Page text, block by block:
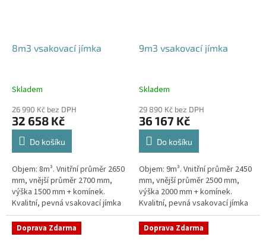
8m3 vsakovací jímka
Skladem
26 990 Kč bez DPH
32 658 Kč
Do košíku
Objem: 8m³. Vnitřní průměr 2650
mm, vnější průměr 2700 mm,
výška 1500 mm + komínek.
Kvalitní, pevná vsakovací jímka
(nádrž) bez potřeby
obetonování Průměr přítoku a
odtoku +...
9m3 vsakovací jímka
Skladem
29 890 Kč bez DPH
36 167 Kč
Do košíku
Objem: 9m³. Vnitřní průměr 2450
mm, vnější průměr 2500 mm,
výška 2000 mm + komínek.
Kvalitní, pevná vsakovací jímka
(nádrž) bez potřeby
obetonování Průměr přítoku a
odtoku +...
Doprava Zdarma Doprava Zdarma